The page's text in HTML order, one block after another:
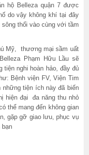
hộ Belleza quận 7 được
do vậy không khí tại đây
thổi vào cùng với tầm
Mỹ, thương mại sầm uất
Phạm Hữu Lầu sẽ
tiện nghi hoàn hảo, đầy đủ
Bệnh viện FV, Viện Tim
tiện ích này đã biến
hiện đại đa năng thu nhỏ
thể mang đến không gian
gặp gỡ giao lưu, phục vụ
bạn